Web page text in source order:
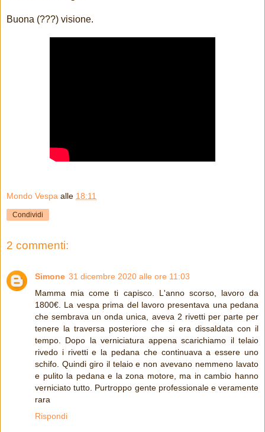
Buona (???) visione.
Mondo Vespa alle 18:11
Condividi
2 commenti:
Simone 31 dicembre 2020 alle ore 11:03
Mamma mia come ti capisco. L'anno scorso, lavoro da
1800€. La vespa prima del lavoro presentava una pedana
che sembrava un onda unica, aveva 2 rivetti per parte per
tenere la traversa posteriore che si era dissaldata con il
tempo. Dopo la verniciatura appena scarichiamo il telaio
rivedo i rivetti e la pedana che continuava a essere uno
schifo. Quindi giro il telaio e non avevano nemmeno lavato
e pulito la pedana e la zona motore, ma in cambio hanno
verniciato tutto. Purtroppo gente professionale e veramente
rara
Rispondi